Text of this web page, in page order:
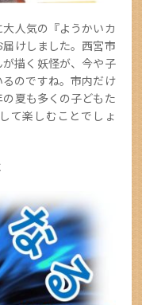
人気の『ようかいカ
けしました。西宮市
描く妖怪が、今や子
のですね。市内だけ
夏も多くの子どもた
て楽しむことでしょ